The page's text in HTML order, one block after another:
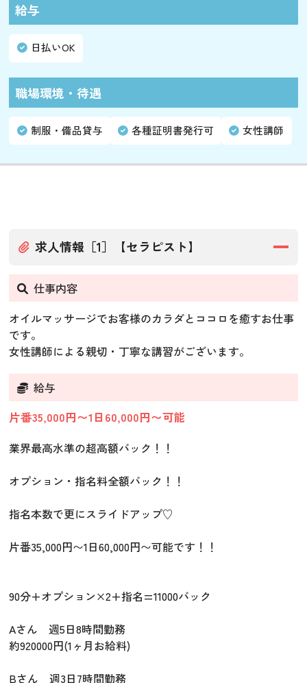
給与
日払いOK
職場環境・待遇
制服・備品貸与 各種証明書発行可 女性講師
求人情報［1］【セラピスト】
仕事内容
オイルマッサージでお客様のカラダとココロを癒すお仕事
です。
女性講師による親切・丁寧な講習がございます。
給与
片番35,000円〜1日60,000円〜可能
業界最高水準の超高額バック！！
オプション・指名料全額バック！！
指名本数で更にスライドアップ♡
片番35,000円〜1日60,000円〜可能です！！
90分+オプション×2+指名=11000バック
Aさん 週5日8時間勤務
約920000円(1ヶ月お給料)
Bさん 週3日7時間勤務